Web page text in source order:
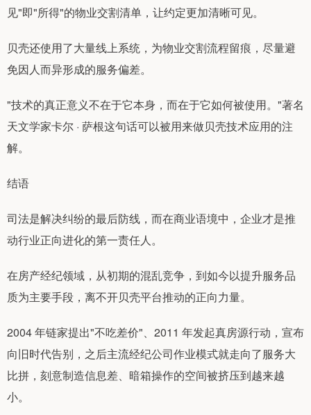
见"即"所得"的物业交割清单，让约定更加清晰可见。
贝壳还使用了大量线上系统，为物业交割流程留痕，尽量避
免因人而异形成的服务偏差。
"技术的真正意义不在于它本身，而在于它如何被使用。"著名
天文学家卡尔 · 萨根这句话可以被用来做贝壳技术应用的注
解。
结语
司法是解决纠纷的最后防线，而在商业语境中，企业才是推
动行业正向进化的第一责任人。
在房产经纪领域，从初期的混乱竞争，到如今以提升服务品
质为主要手段，离不开贝壳平台推动的正向力量。
2004 年链家提出"不吃差价"、2011 年发起真房源行动，宣布
向旧时代告别，之后主流经纪公司作业模式就走向了服务大
比拼，刻意制造信息差、暗箱操作的空间被挤压到越来越
小。